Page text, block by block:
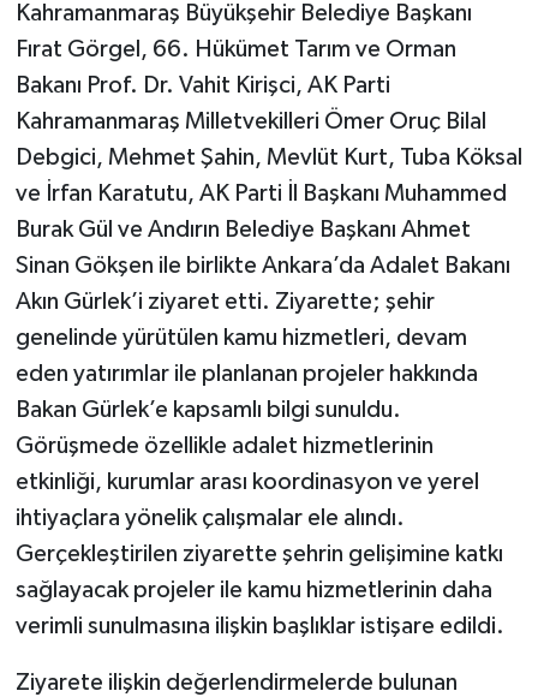
Kahramanmaraş Büyükşehir Belediye Başkanı
Fırat Görgel, 66. Hükümet Tarım ve Orman
Bakanı Prof. Dr. Vahit Kirişci, AK Parti
Kahramanmaraş Milletvekilleri Ömer Oruç Bilal
Debgici, Mehmet Şahin, Mevlüt Kurt, Tuba Köksal
ve İrfan Karatutu, AK Parti İl Başkanı Muhammed
Burak Gül ve Andırın Belediye Başkanı Ahmet
Sinan Gökşen ile birlikte Ankara’da Adalet Bakanı
Akın Gürlek’i ziyaret etti. Ziyarette; şehir
genelinde yürütülen kamu hizmetleri, devam
eden yatırımlar ile planlanan projeler hakkında
Bakan Gürlek’e kapsamlı bilgi sunuldu.
Görüşmede özellikle adalet hizmetlerinin
etkinliği, kurumlar arası koordinasyon ve yerel
ihtiyaçlara yönelik çalışmalar ele alındı.
Gerçekleştirilen ziyarette şehrin gelişimine katkı
sağlayacak projeler ile kamu hizmetlerinin daha
verimli sunulmasına ilişkin başlıklar istişare edildi.
Ziyarete ilişkin değerlendirmelerde bulunan